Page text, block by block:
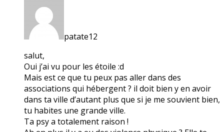
patate12
salut,
Oui j’ai vu pour les étoile :d
Mais est ce que tu peux pas aller dans des
associations qui hébergent ? il doit bien y en avoir
dans ta ville d’autant plus que si je me souvient bien,
tu habites une grande ville.
Ta psy a totalement raison !